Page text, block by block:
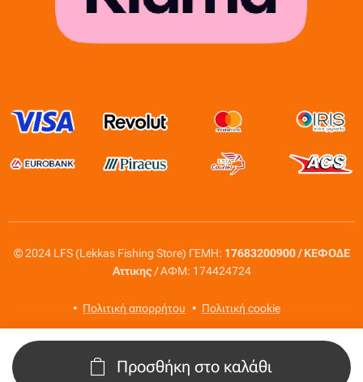
Προσθήκη στο καλάθι
© 2024 LFS (Lekkas Fishing Store) ΓΕΜΗ: 17683200900 / ΚΕΦΟΔΕ
Αττικης/ ΑΦΜ: 174424724
Πολιτική απορρήτου Πολιτική cookie